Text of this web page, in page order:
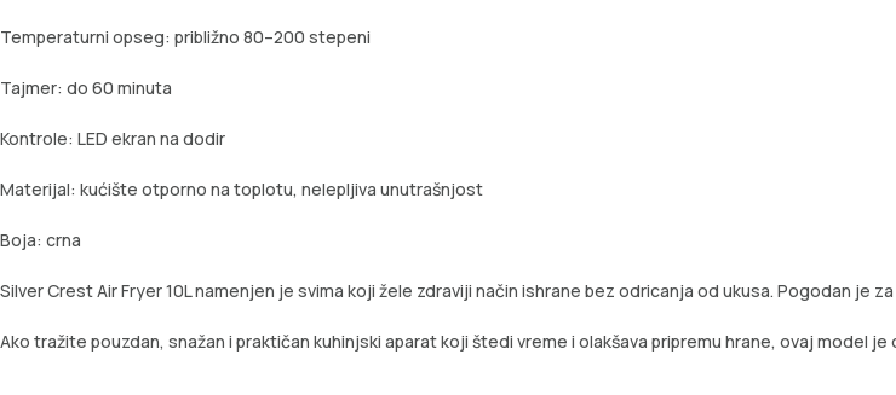
Temperaturni opseg: približno 80–200 stepeni
Tajmer: do 60 minuta
Kontrole: LED ekran na dodir
Materijal: kućište otporno na toplotu, nelepljiva unutrašnjost
Boja: crna
Silver Crest Air Fryer 10L namenjen je svima koji žele zdraviji način ishrane bez odricanja od ukusa. Pogodan je
Ako tražite pouzdan, snažan i praktičan kuhinjski aparat koji štedi vreme i olakšava pripremu hrane, ovaj model